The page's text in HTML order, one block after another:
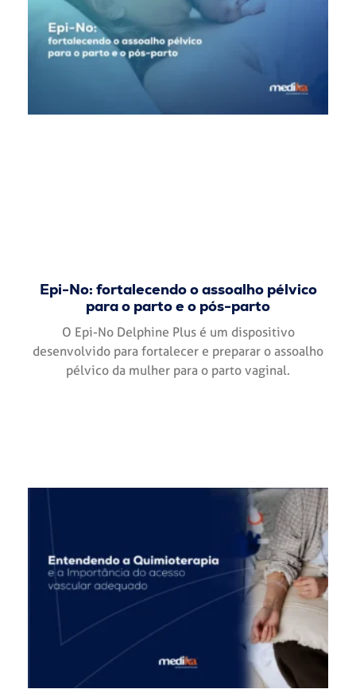
Epi-No: fortalecendo o assoalho pélvico
para o parto e o pós-parto
O Epi-No Delphine Plus é um dispositivo
desenvolvido para fortalecer e preparar o assoalho
pélvico da mulher para o parto vaginal.